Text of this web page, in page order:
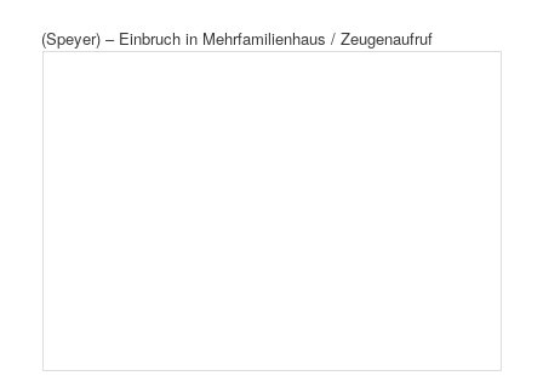
(Speyer) – Einbruch in Mehrfamilienhaus / Zeugenaufruf